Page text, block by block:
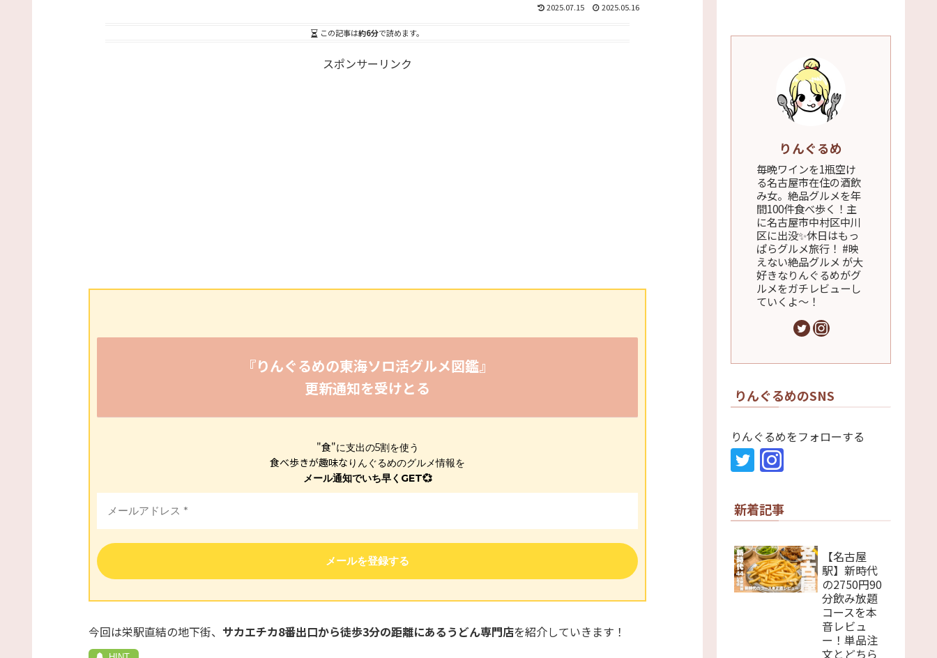
2025.07.15 2025.05.16
この記事は約6分で読めます。
スポンサーリンク
『りんぐるめの東海ソロ活グルメ図鑑』
更新通知を受けとる
"食"に支出の5割を使う
食べ歩きが趣味な りんぐるめのグルメ情報を
メール通知でいち早くGET💞
今回は栄駅直結の地下街、 サカエチカ8番出口から徒歩3分の距離にあるうどん専門店を紹介していきます！
りんぐるめ
毎晩ワインを1瓶空け
る名古屋市在住の酒飲
み女。絶品グルメを年
間100件食べ歩く！主
に名古屋市中村区中川
区に出没✨休日はもっ
ぱらグルメ旅行！ #映
えない絶品グルメ が大
好きなりんぐるめがグ
ルメをガチレビューし
ていくよ～！
りんぐるめのSNS
りんぐるめをフォローする
新着記事
【名古屋
駅】新時代
の2750円90
分飲み放題
コースを本
音レビュ
ー！単品注
文とどちら